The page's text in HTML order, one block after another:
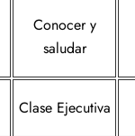
Conocer y
saludar
Clase Ejecutiva